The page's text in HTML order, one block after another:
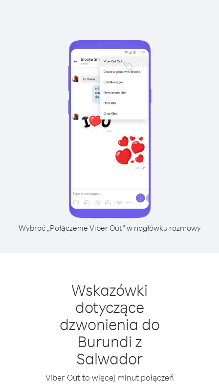
Wybrać „Połączenie Viber Out” w nagłówku rozmowy
Wskazówki
dotyczące
dzwonienia do
Burundi z
Salwador
Viber Out to więcej minut połączeń